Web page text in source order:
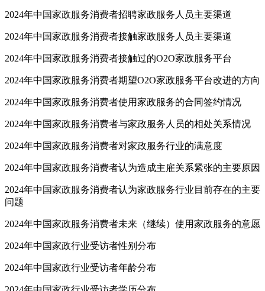
2024年中国家政服务消费者招聘家政服务人员主要渠道
2024年中国家政服务消费者接触家政服务人员主要渠道
2024年中国家政服务消费者接触过的O2O家政服务平台
2024年中国家政服务消费者期望O2O家政服务平台改进的方向
2024年中国家政服务消费者使用家政服务的合同签约情况
2024年中国家政服务消费者与家政服务人员的相处关系情况
2024年中国家政服务消费者对家政服务行业的满意度
2024年中国家政服务消费者认为造成主雇关系紧张的主要原因
2024年中国家政服务消费者认为家政服务行业目前存在的主要
问题
2024年中国家政服务消费者未来（继续）使用家政服务的意愿
2024年中国家政行业受访者性别分布
2024年中国家政行业受访者年龄分布